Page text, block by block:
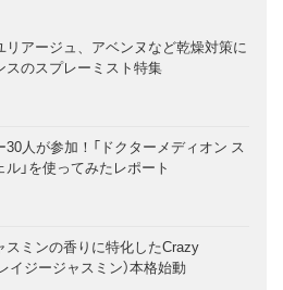
リアージュ、アベンヌなど乾燥対策に
スのスプレーミスト特集
人が参加！「ドクターメディオン ス
」を使ってみたレポート
スミンの香りに特化したCrazy
イジージャスミン）本格始動